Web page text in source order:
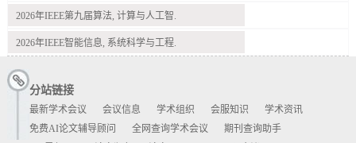
2026年IEEE第九届算法, 计算与人工智.
2026年IEEE智能信息, 系统科学与工程.
分站链接
最新学术会议 会议信息 学术组织 会服知识
学术资讯
免费AI论文辅导顾问
全网查询学术会议
期刊查询助手